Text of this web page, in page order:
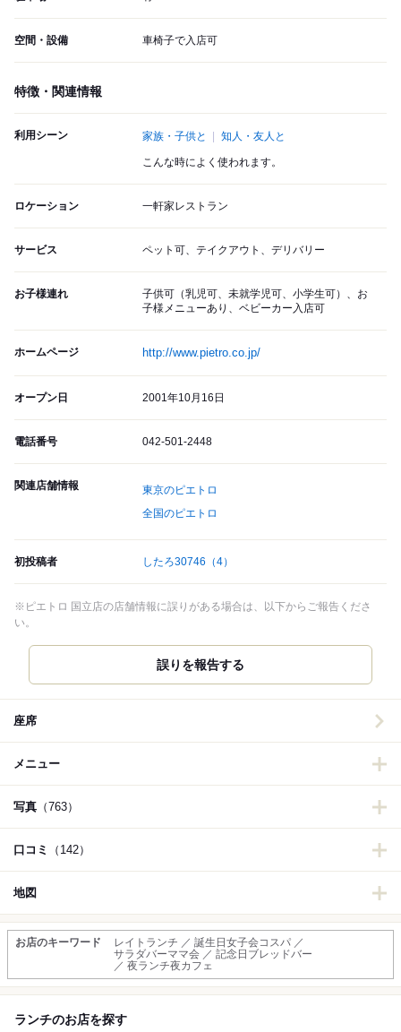
空間・設備 車椅子で入店可
特徴・関連情報
利用シーン 家族・子供と 知人・友人と
こんな時によく使われます。
ロケーション 一軒家レストラン
サービス ペット可、テイクアウト、デリバリー
お子様連れ
子供可（乳児可、未就学児可、小学生可）、お
子様メニューあり、ベビーカー入店可
ホームページ http://www.pietro.co.jp/
オープン日 2001年10月16日
電話番号 042-501-2448
関連店舗情報
東京のピエトロ
全国のピエトロ
初投稿者 したろ30746 （4）
※ピエトロ 国立店の店舗情報に誤りがある場合は、以下からご報告くださ
い。
誤りを報告する
座席
メニュー
写真 （763）
口コミ （142）
地図
お店のキーワード
レイトランチ ／ 誕生日女子会コスパ ／
サラダバーママ会 ／ 記念日ブレッドバー
／ 夜ランチ夜カフェ
ランチのお店を探す